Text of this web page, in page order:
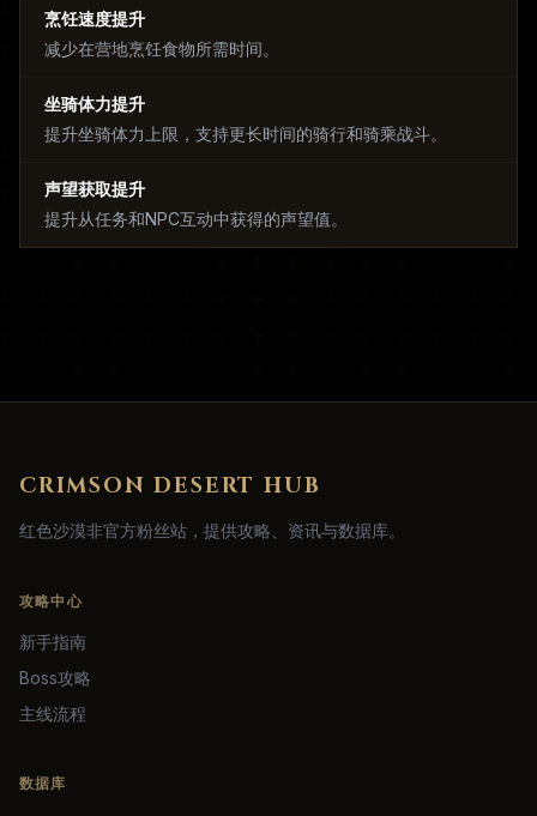
烹饪速度提升
减少在营地烹饪食物所需时间。
坐骑体力提升
提升坐骑体力上限，支持更长时间的骑行和骑乘战斗。
声望获取提升
提升从任务和NPC互动中获得的声望值。
CRIMSON DESERT HUB
红色沙漠非官方粉丝站，提供攻略、资讯与数据库。
攻略中心
新手指南
Boss攻略
主线流程
数据库